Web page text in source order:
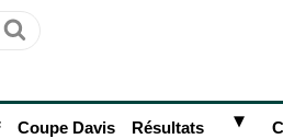
Ok
Coupe Davis Résultats ►